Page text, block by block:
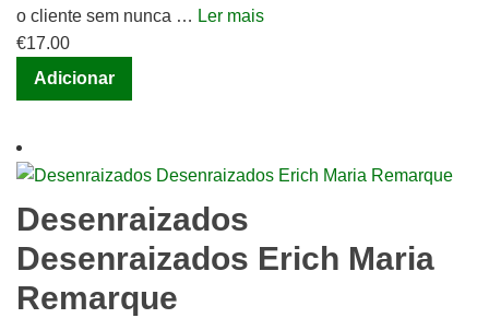
o cliente sem nunca … Ler mais
€17.00
Adicionar
Desenraizados
Desenraizados Erich Maria
Remarque